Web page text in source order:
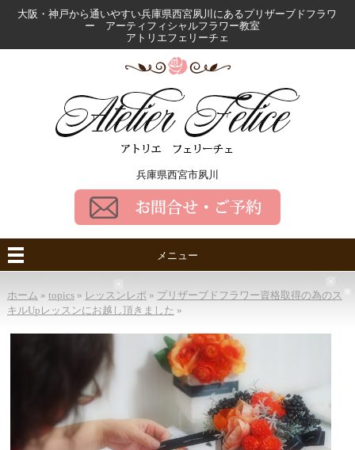
大阪・神戸から通いやすい兵庫県西宮夙川にあるプリザーブドフラワ
ー アーティフィシャルフラワー教室
アトリエフェリーチェ
兵庫県西宮市夙川
メニュー
ホーム » topics» レッスンレポ » プリザーブドフラワー資格取得の為のス
キルUpレッスンにお越し頂きました »